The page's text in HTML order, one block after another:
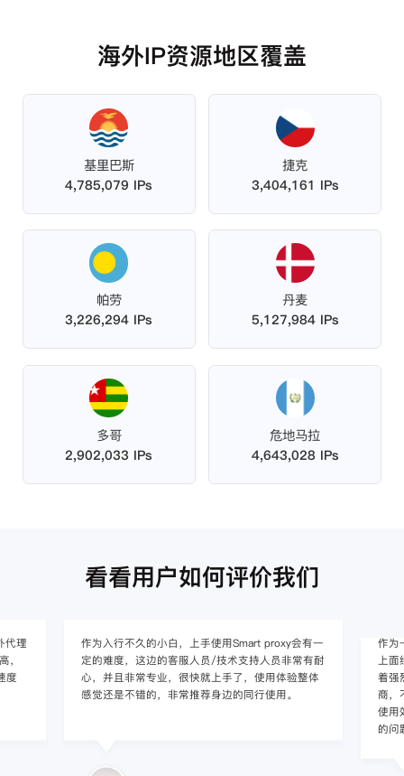
海外IP资源地区覆盖
基里巴斯
4,785,079 IPs
捷克
3,404,161 IPs
帕劳
3,226,294 IPs
丹麦
5,127,984 IPs
多哥
2,902,033 IPs
危地马拉
4,643,028 IPs
看看用户如何评价我们
作为入行不久的小白，上手使用Smart proxy会有一
定的难度，这边的客服人员/技术支持人员非常有耐
心，并且非常专业，很快就上手了，使用体验整体
感觉还是不错的，非常推荐身边的同行使用。
作为一家跨境电
上面经营着多个
着强烈的需求，
商，不是断网就
使用效果，体验
的问题，使用效